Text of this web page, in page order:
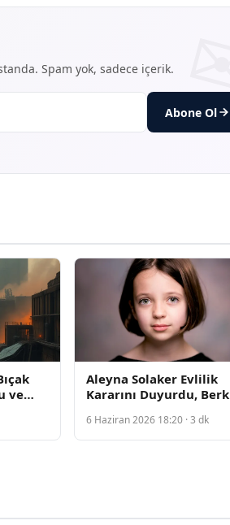
Spam yok, sadece içerik.
Abone Ol
ve
Aleyna Solaker Evlilik
Kararını Duyurdu, Berk
Dedi
6 Haziran 2026 18:20 · 3 dk